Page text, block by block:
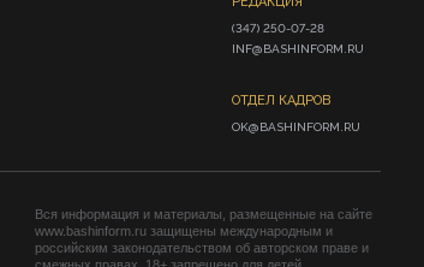
(347) 250-07-28
INF@BASHINFORM.RU
ОТДЕЛ КАДРОВ
OK@BASHINFORM.RU
Вся информация и материалы, размещенные на сайте
www.bashinform.ru защищены международным и
российским законодательством об авторском праве и